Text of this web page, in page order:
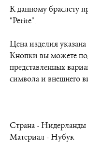
К данному браслету
"Petite".
Цена изделия
Кнопки вы можете
представленных
символа и внешнего
Страна - Нидерланды
Материал - Нубук